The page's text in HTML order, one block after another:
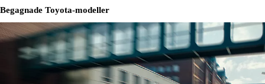
Begagnade Toyota-modeller